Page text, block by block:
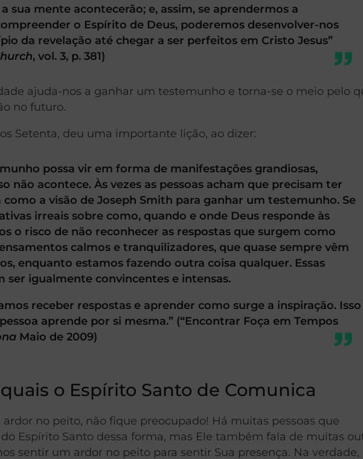
sua mente acontecerão; e, assim, se aprendermos a
o Espírito de Deus, poderemos desenvolver-nos
da revelação até chegar a ser perfeitos em Cristo Jesus”
,vol. 3, p. 381)
ajuda-nos a ganhar um testemunho e torna-se o meio pelo
no futuro.
Setenta, deu uma importante lição, ao dizer:
possa vir em forma de manifestações grandiosas,
não acontece. Às vezes as pessoas acham que precisam ter
a visão de Joseph Smith para ganhar um testemunho. Se
irreais sobre como, quando e onde Deus responde às
o risco de não reconhecer as respostas que surgem como
calmos e tranquilizadores, que quase sempre vêm
enquanto estamos fazendo outra coisa qualquer. Essas
ser igualmente convincentes e intensas.
receber respostas e aprender como surge a inspiração. Isso
aprende por si mesma.” (“Encontrar Foça em Tempos
Maio de 2009)
o Espírito Santo de Comunica
no peito, não fique preocupado! Há muitas pessoas que
Espírito Santo dessa forma, mas Ele também fala de muitas
sentir um ardor no peito para sentir Sua presença. Na verdade,